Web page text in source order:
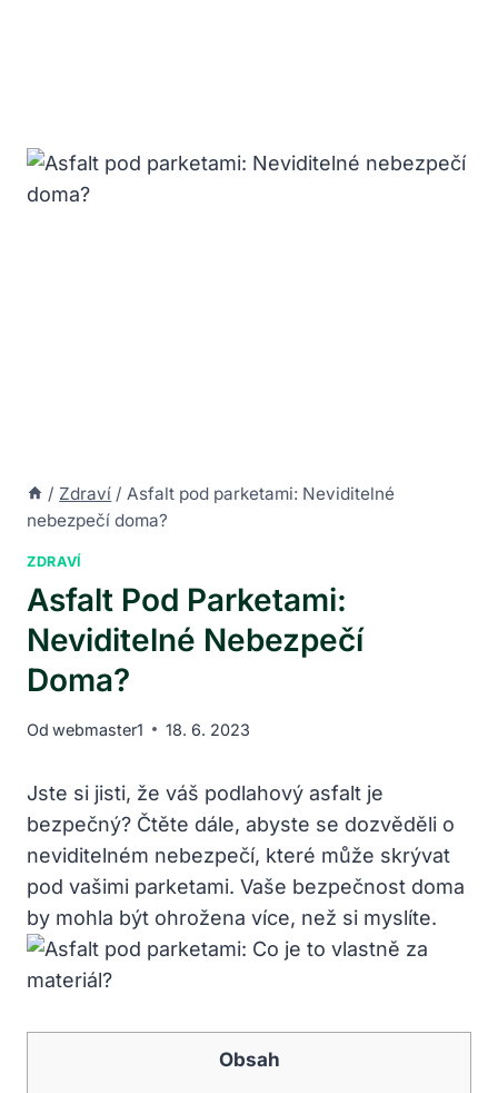
/ Zdraví / Asfalt pod parketami: Neviditelné
nebezpečí doma?
ZDRAVÍ
Asfalt Pod Parketami:
Neviditelné Nebezpečí
Doma?
Od webmaster1 18. 6. 2023
Jste si jisti, že váš podlahový asfalt je
bezpečný? Čtěte dále, abyste se dozvěděli o
neviditelném nebezpečí, které může skrývat
pod vašimi parketami. Vaše bezpečnost doma
by mohla být ohrožena více, než si myslíte.
Obsah